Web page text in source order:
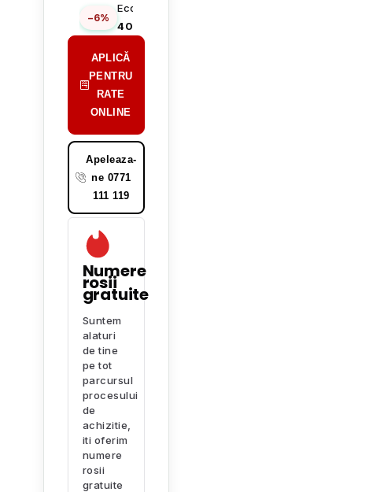
−6%
Economisești
401 €
APLICĂ
PENTRU
RATE
ONLINE
Apeleaza-
ne 0771
111 119
Numere
rosii
gratuite
Suntem
alaturi
de tine
pe tot
parcursul
procesului
de
achizitie,
iti oferim
numere
rosii
gratuite